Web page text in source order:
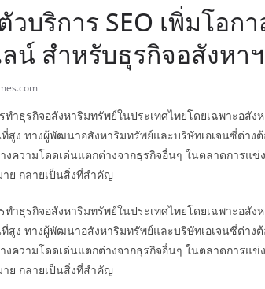
วบริการ SEO เพิ่มโอก
น์ สำหรับธุรกิจอสังหาฯ
ำธุรกิจอสังหาริมทรัพย์ในประเทศไทยโดยเฉพาะอสัง
สูง ทางผู้พัฒนาอสังหาริมทรัพย์และบริษัทเอเจนซี่ต่าง
ความโดดเด่นแตกต่างจากธุรกิจอื่นๆ ในตลาดการแ
าย กลายเป็นสิ่งที่สำคัญ
ำธุรกิจอสังหาริมทรัพย์ในประเทศไทยโดยเฉพาะอสัง
สูง ทางผู้พัฒนาอสังหาริมทรัพย์และบริษัทเอเจนซี่ต่าง
ความโดดเด่นแตกต่างจากธุรกิจอื่นๆ ในตลาดการแ
าย กลายเป็นสิ่งที่สำคัญ